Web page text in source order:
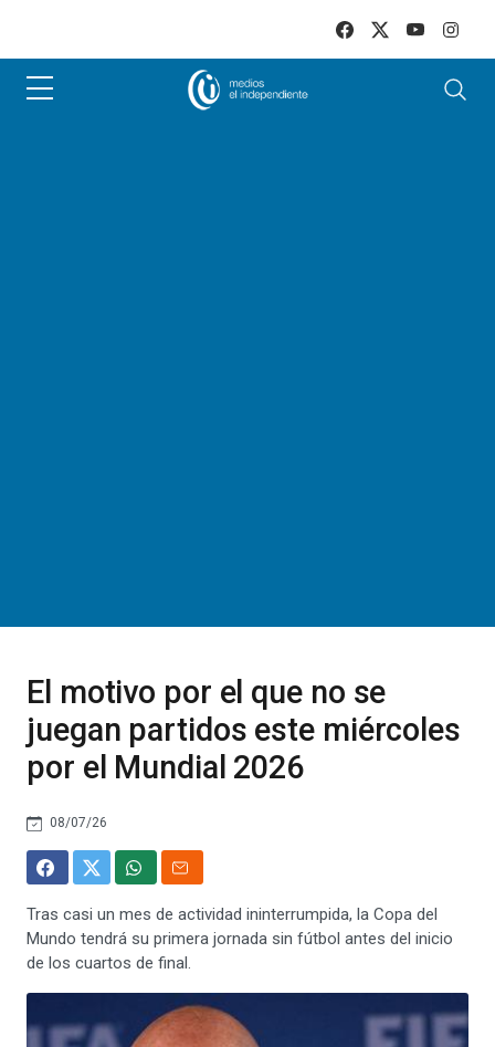
El motivo por el que no se
juegan partidos este miércoles
por el Mundial 2026
08/07/26
Tras casi un mes de actividad ininterrumpida, la Copa del
Mundo tendrá su primera jornada sin fútbol antes del inicio
de los cuartos de final.